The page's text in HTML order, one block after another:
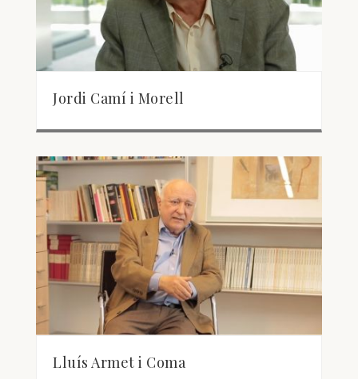
Jordi Camí i Morell
Lluís Armet i Coma